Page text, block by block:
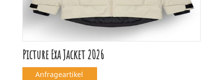
Picture Exa Jacket 2026
Anfrageartikel